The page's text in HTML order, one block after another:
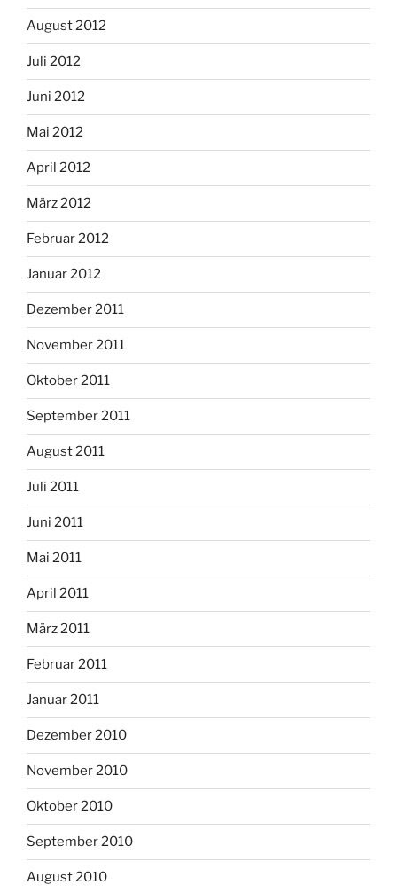
August 2012
Juli 2012
Juni 2012
Mai 2012
April 2012
März 2012
Februar 2012
Januar 2012
Dezember 2011
November 2011
Oktober 2011
September 2011
August 2011
Juli 2011
Juni 2011
Mai 2011
April 2011
März 2011
Februar 2011
Januar 2011
Dezember 2010
November 2010
Oktober 2010
September 2010
August 2010